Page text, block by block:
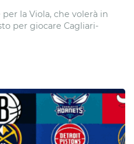
la Viola, che volerà in
per giocare Cagliari-